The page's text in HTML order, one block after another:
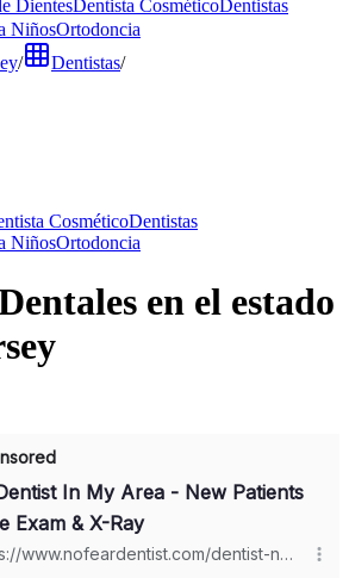
DientesDentista CosméticoDentistas
NiñosOrtodoncia
/ Dentistas/
CosméticoDentistas
NiñosOrtodoncia
en el estado